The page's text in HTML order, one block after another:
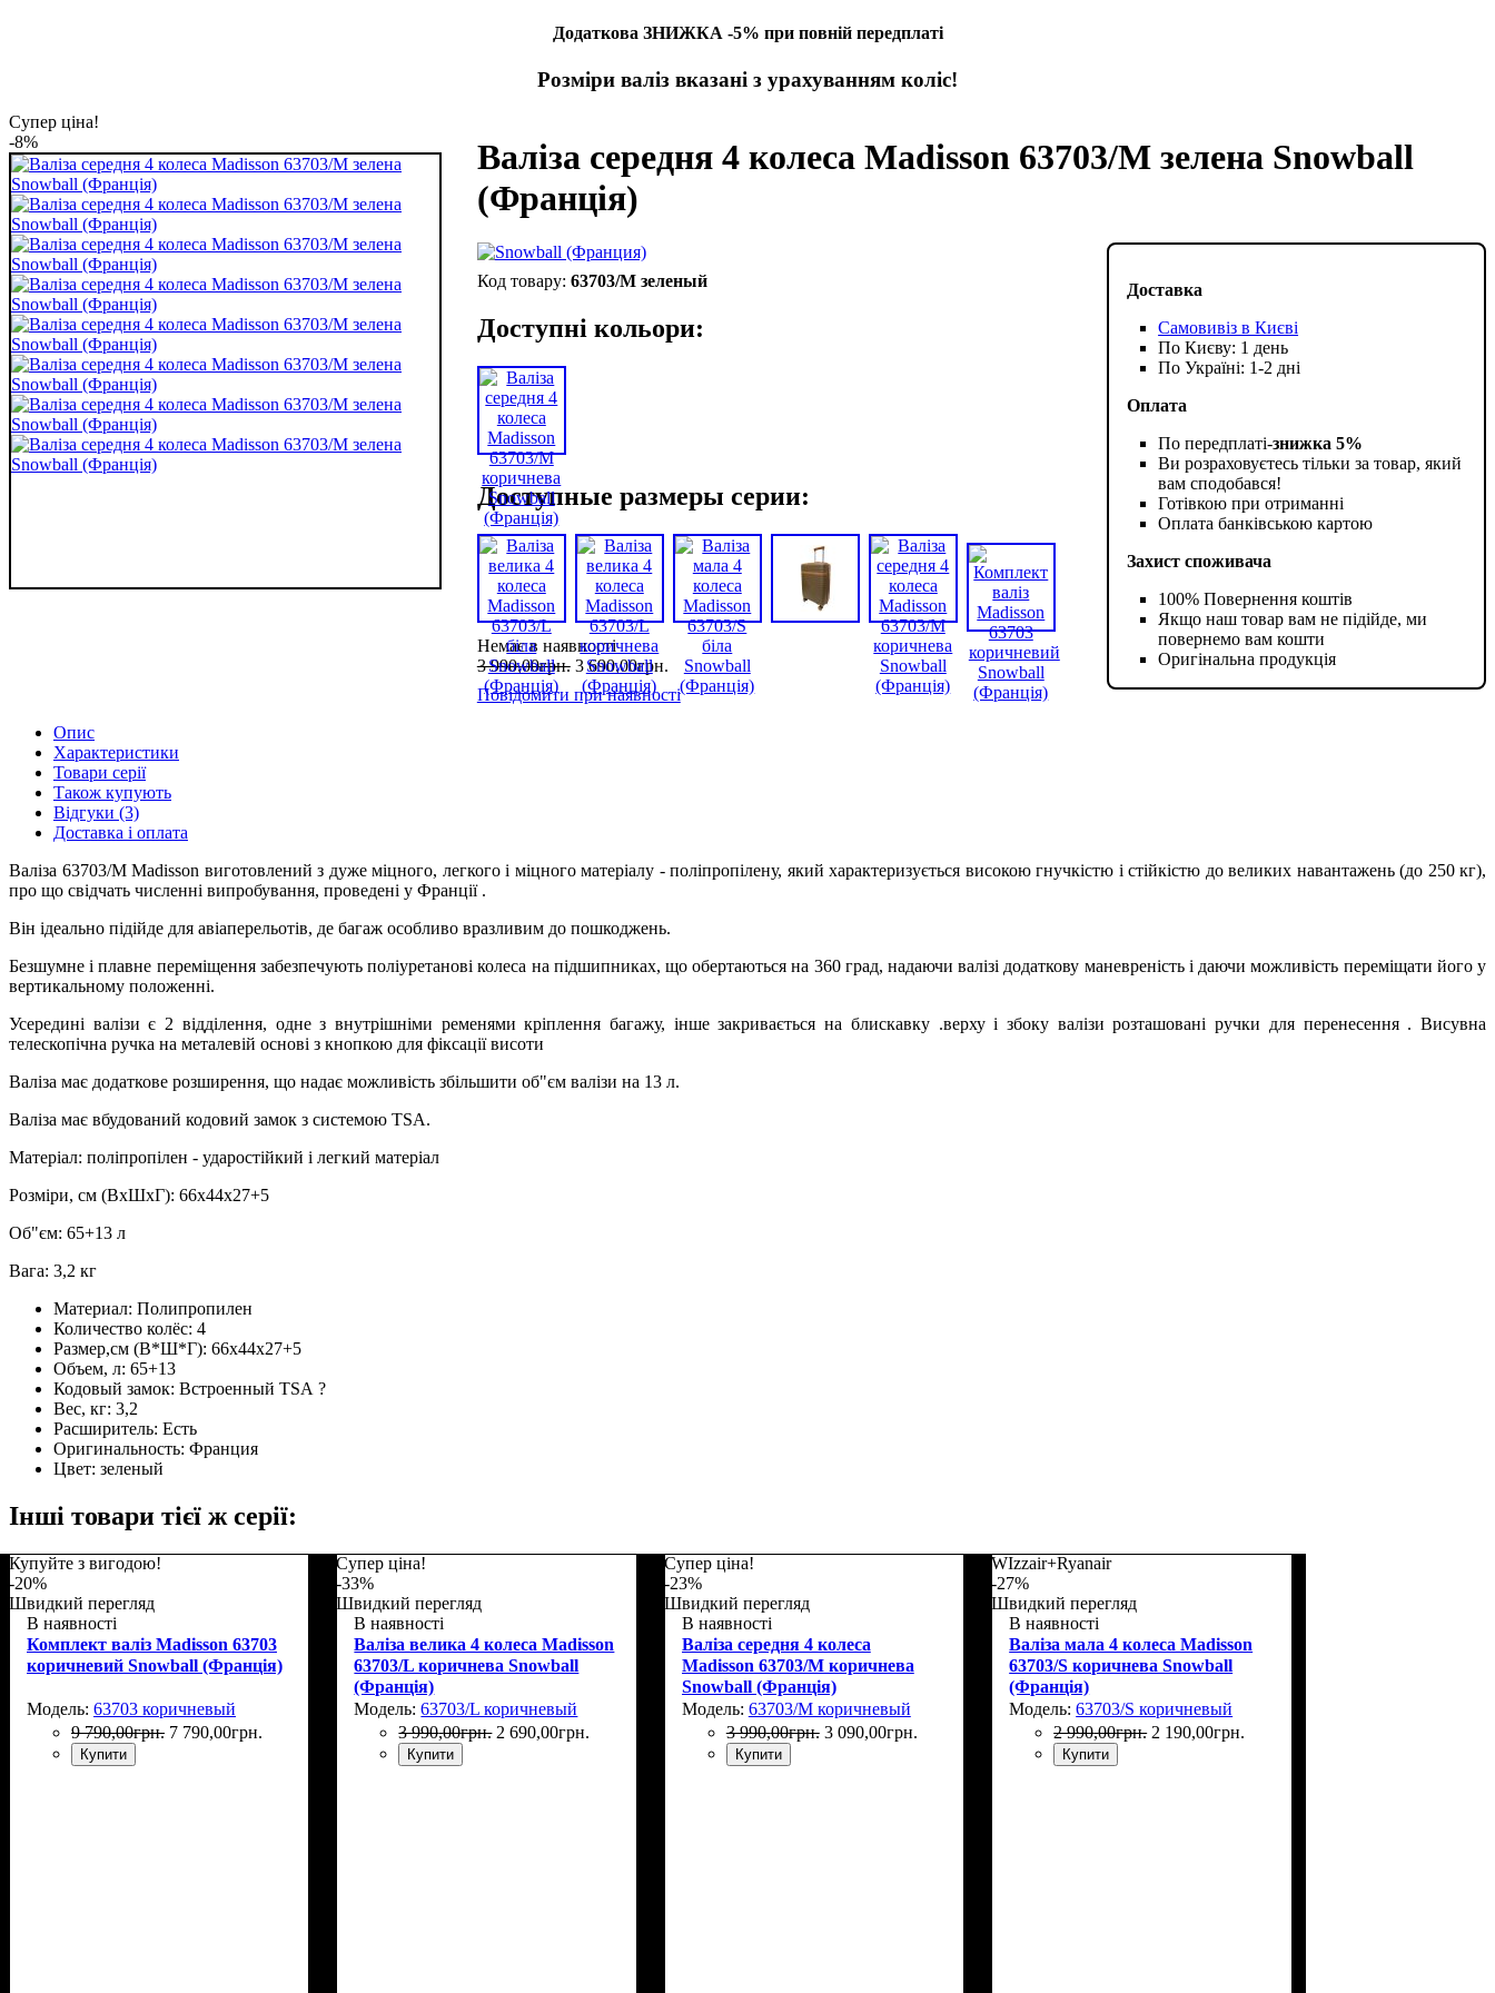
Додаткова ЗНИЖКА -5% при повній передплаті
Розміри валіз вказані з урахуванням коліс!
Супер ціна!
-8%
Валіза середня 4 колеса Madisson 63703/M зелена Snowball
(Франція)
Доставка
Самовивіз в Києві
По Києву: 1 день
По Україні: 1-2 дні
Оплата
По передплаті-знижка 5%
Ви розраховуєтесь тільки за товар, який
вам сподобався!
Готівкою при отриманні
Оплата банківською картою
Захист споживача
100% Повернення коштів
Якщо наш товар вам не підійде, ми
повернемо вам кошти
Оригінальна продукція
63703/M зеленый
Доступні кольори:
Доступные размеры серии:
Немає в наявності
3 990,00грн. 3 690,00грн.
Повідомити при наявності
Опис
Характеристики
Товари серії
Також купують
Відгуки (3)
Доставка і оплата
Валіза 63703/M Madisson виготовлений з дуже міцного, легкого і міцного матеріалу - поліпропілену, який характеризується високою гнучкістю і стійкістю до великих навантажень (до 250 кг),
про що свідчать численні випробування, проведені у Франції .
Він ідеально підійде для авіаперельотів, де багаж особливо вразливим до пошкоджень.
Безшумне і плавне переміщення забезпечують поліуретанові колеса на підшипниках, що обертаються на 360 град, надаючи валізі додаткову маневреність і даючи можливість переміщати його у
вертикальному положенні.
Усередині валізи є 2 відділення, одне з внутрішніми ременями кріплення багажу, інше закривається на блискавку .верху і збоку валізи розташовані ручки для перенесення . Висувна
телескопічна ручка на металевій основі з кнопкою для фіксації висоти
Валіза має додаткове розширення, що надає можливість збільшити об"єм валізи на 13 л.
Валіза має вбудований кодовий замок з системою TSA.
Матеріал: поліпропілен - ударостійкий і легкий матеріал
Розміри, см (ВхШхГ): 66х44х27+5
Об"єм: 65+13 л
Вага: 3,2 кг
Материал: Полипропилен
Количество колёс: 4
Размер,см (В*Ш*Г): 66х44х27+5
Объем, л: 65+13
Кодовый замок: Встроенный TSA ?
Вес, кг: 3,2
Расширитель: Есть
Оригинальность: Франция
Цвет: зеленый
Інші товари тієї ж серії:
Купуйте з вигодою!
-20%
Швидкий перегляд
В наявності
Комплект валіз Madisson 63703
коричневий Snowball (Франція)
Модель: 63703 коричневый
9 790,00грн. 7 790,00грн.
Купити
Супер ціна!
-33%
Швидкий перегляд
В наявності
Валіза велика 4 колеса Madisson
63703/L коричнева Snowball
(Франція)
Модель:63703/L коричневый
3 990,00грн. 2 690,00грн.
Купити
Супер ціна!
-23%
Швидкий перегляд
В наявності
Валіза середня 4 колеса
Madisson 63703/M коричнева
Snowball (Франція)
Модель: 63703/M коричневый
3 990,00грн. 3 090,00грн.
Купити
WIzzair+Ryanair
-27%
Швидкий перегляд
В наявності
Валіза мала 4 колеса Madisson
63703/S коричнева Snowball
(Франція)
Модель:63703/S коричневый
2 990,00грн. 2 190,00грн.
Купити